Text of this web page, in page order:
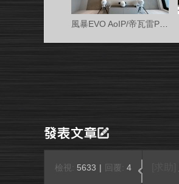
檢視: 5633 | 回覆: 4